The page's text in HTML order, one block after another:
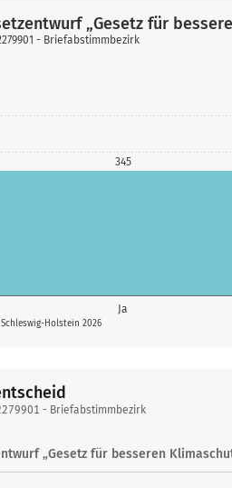
Ja
345
Holstein 2026
„Gesetz für
- Briefabstimmbezirk
- Briefabstimmbezirk
„Gesetz für besseren